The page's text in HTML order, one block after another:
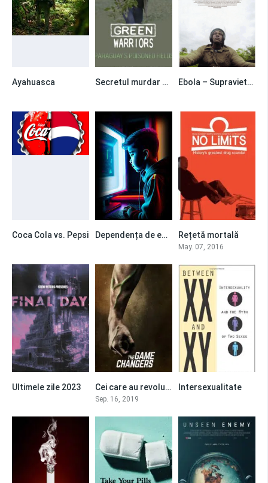
Ayahuasca 0
Secretul murdar al soiei 0Ebola – Supravietuitorii
0
Coca Cola vs. Pepsi 0
Dependența de ecran Rețetă mortală
May. 07, 2016
0
Ultimele zile 2023 7.8Cei care au revoluționat jocul
Sep. 16, 2019
Intersexualitate